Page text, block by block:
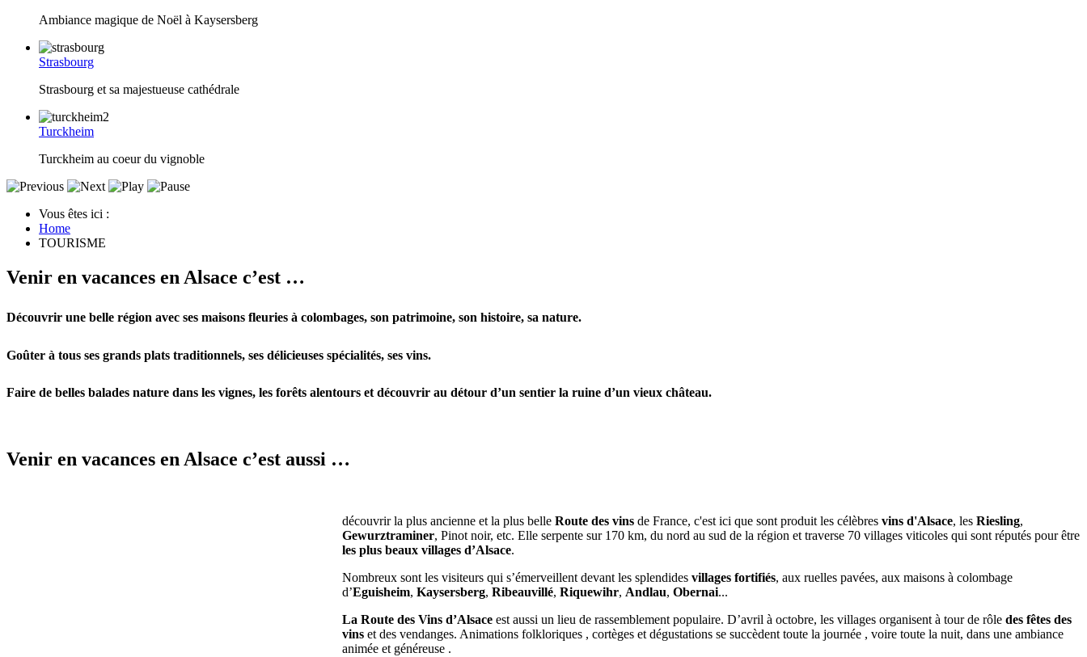
Ambiance magique de Noël à Kaysersberg
Strasbourg
Strasbourg et sa majestueuse cathédrale
Turckheim
Turckheim au coeur du vignoble
Vous êtes ici :
Home
TOURISME
Venir en vacances en Alsace c’est …
Découvrir une belle région avec ses maisons fleuries à colombages, son patrimoine, son histoire, sa nature.
Goûter à tous ses grands plats traditionnels, ses délicieuses spécialités, ses vins.
Faire de belles balades nature dans les vignes, les forêts alentours et découvrir au détour d’un sentier la ruine d’un vieux château.
Venir en vacances en Alsace c’est aussi …
découvrir la plus ancienne et la plus belle Route des vins de France, c'est ici que sont produit les célèbres vins d'Alsace, les Riesling,
Gewurztraminer, Pinot noir, etc. Elle serpente sur 170 km, du nord au sud de la région et traverse 70 villages viticoles qui sont réputés pour être
les plus beaux villages d’Alsace.
Nombreux sont les visiteurs qui s’émerveillent devant les splendides villages fortifiés, aux ruelles pavées, aux maisons à colombage
d’Eguisheim, Kaysersberg, Ribeauvillé, Riquewihr, Andlau, Obernai...
La Route des Vins d’Alsace est aussi un lieu de rassemblement populaire. D’avril à octobre, les villages organisent à tour de rôle des fêtes des
vins et des vendanges. Animations folkloriques , cortèges et dégustations se succèdent toute la journée , voire toute la nuit, dans une ambiance
animée et généreuse .